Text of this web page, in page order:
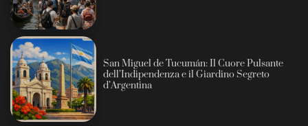
San Miguel de Tucumán: Il Cuore Pulsante
dell’Indipendenza e il Giardino Segreto
d’Argentina